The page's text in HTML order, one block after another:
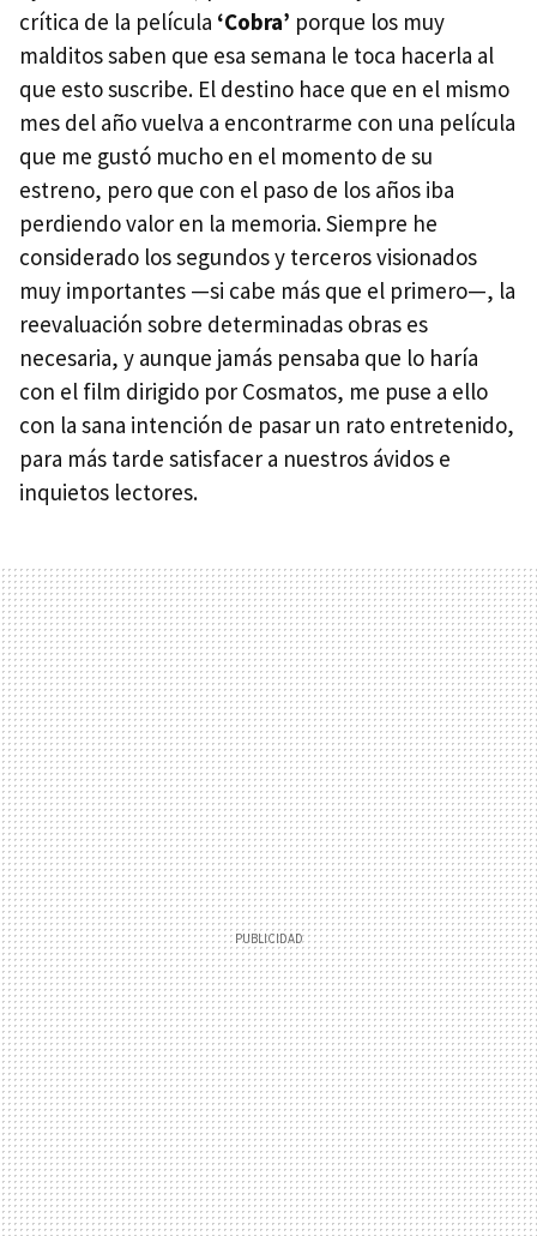
crítica de la película ‘Cobra’ porque los muy
malditos saben que esa semana le toca hacerla al
que esto suscribe. El destino hace que en el mismo
mes del año vuelva a encontrarme con una película
que me gustó mucho en el momento de su
estreno, pero que con el paso de los años iba
perdiendo valor en la memoria. Siempre he
considerado los segundos y terceros visionados
muy importantes —si cabe más que el primero—, la
reevaluación sobre determinadas obras es
necesaria, y aunque jamás pensaba que lo haría
con el film dirigido por Cosmatos, me puse a ello
con la sana intención de pasar un rato entretenido,
para más tarde satisfacer a nuestros ávidos e
inquietos lectores.